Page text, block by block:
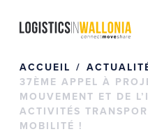
ACCUEIL
37ÈME APPEL À
MOUVEMENT ET DE
ACTIVITÉS
MOBILITÉ !